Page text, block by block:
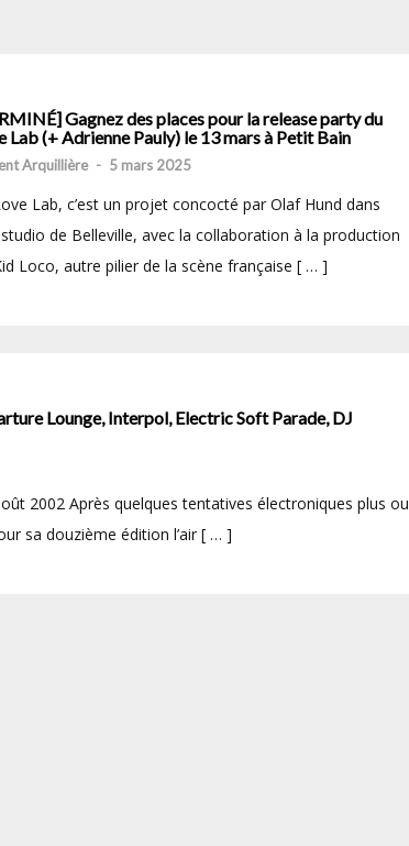
Gagnez des places pour la release party du
Lab (+ Adrienne Pauly) le 13 mars à Petit Bain
Arquillière - 5 mars 2025
Lab, c’est un projet concocté par Olaf Hund dans
de Belleville, avec la collaboration à la production
Loco, autre pilier de la scène française [ … ]
Lounge, Interpol, Electric Soft Parade, DJ
2002 Après quelques tentatives électroniques plus ou
sa douzième édition l’air [ … ]